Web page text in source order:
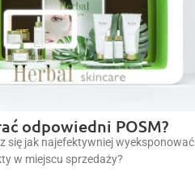
odpowiedni POSM?
się jak najefektywniej wyeksponować
w miejscu sprzedaży?